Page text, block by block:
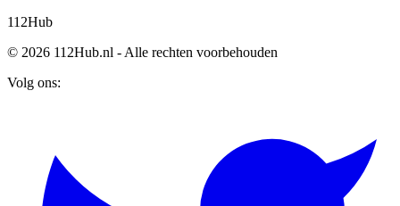
112Hub
© 2026 112Hub.nl - Alle rechten voorbehouden
Volg ons: